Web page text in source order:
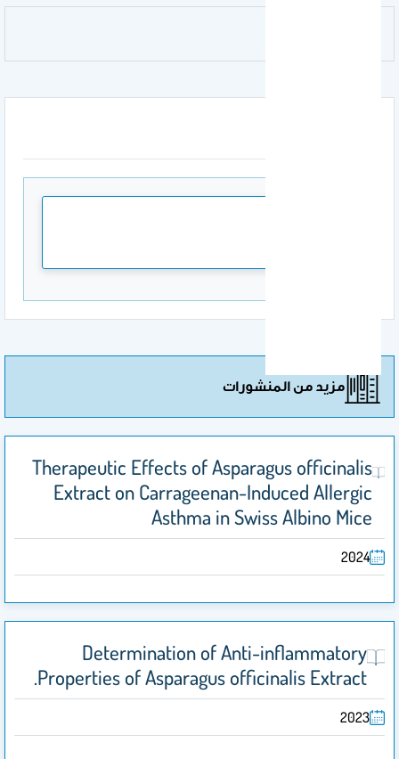
مزيد من المنشورات
Therapeutic Effects of Asparagus officinalis
Extract on Carrageenan-Induced Allergic
Asthma in Swiss Albino Mice
2024
Determination of Anti-inflammatory
Properties of Asparagus officinalis Extract.
2023